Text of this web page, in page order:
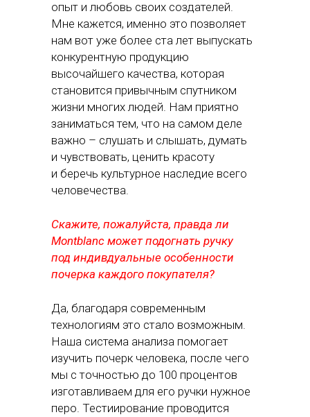
опыт и любовь своих создателей.
Мне кажется, именно это позволяет
нам вот уже более ста лет выпускать
конкурентную продукцию
высочайшего качества, которая
становится привычным спутником
жизни многих людей. Нам приятно
заниматься тем, что на самом деле
важно – слушать и слышать, думать
и чувствовать, ценить красоту
и беречь культурное наследие всего
человечества.
Скажите, пожалуйста, правда ли
Montblanc может подогнать ручку
под индивдуальные особенности
почерка каждого покупателя?
Да, благодаря современным
технологиям это стало возможным.
Наша система анализа помогает
изучить почерк человека, после чего
мы с точностью до 100 процентов
изготавливаем для его ручки нужное
перо. Тестиирование проводится